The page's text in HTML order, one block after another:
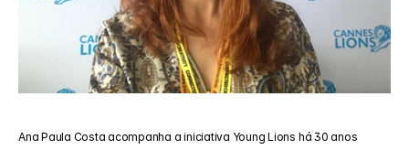
Ana Paula Costa acompanha a iniciativa Young Lions há 30 anos